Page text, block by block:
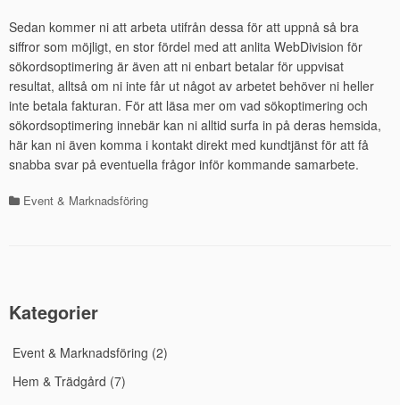
Sedan kommer ni att arbeta utifrån dessa för att uppnå så bra
siffror som möjligt, en stor fördel med att anlita WebDivision för
sökordsoptimering är även att ni enbart betalar för uppvisat
resultat, alltså om ni inte får ut något av arbetet behöver ni heller
inte betala fakturan. För att läsa mer om vad sökoptimering och
sökordsoptimering innebär kan ni alltid surfa in på deras hemsida,
här kan ni även komma i kontakt direkt med kundtjänst för att få
snabba svar på eventuella frågor inför kommande samarbete.
Kategorier
Event & Marknadsföring
Inläggsnavigering
Kategorier
Event & Marknadsföring (2)
Hem & Trädgård (7)